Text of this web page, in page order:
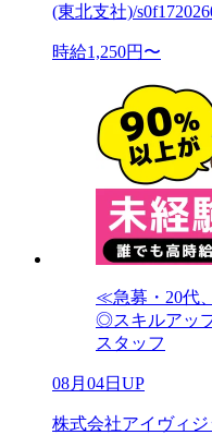
(東北支社)/
時給1,250円〜
≪急募・20代
◎スキルアッ
スタッフ
08月04日UP
株式会社アイヴィジ